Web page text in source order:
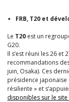
FRB, T20 et
Le T20 est un
G20.
Il s’est réuni les 26 et
recommandations
juin, Osaka). Ces
présidence japonaise
résiliente » et
disponibles sur le site